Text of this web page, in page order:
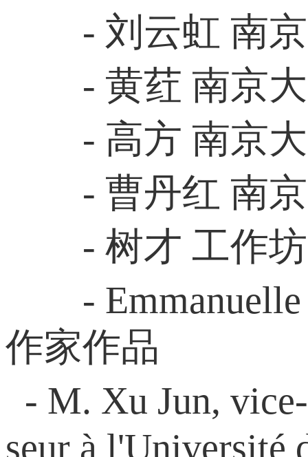
- 刘云虹 南京
- 黄荭 南京大
- 高方 南京大
- 曹丹红 南京
- 树才 工作坊
- Emmanuelle
作家作品
- M. Xu Jun,
seur à l'Université